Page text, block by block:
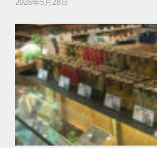
2026年5月28日